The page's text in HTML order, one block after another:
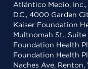
Atlántico Medio,
D.C., 4000 Garden
Kaiser Foundation
Multnomah St., Suite
Foundation Health
Foundation Health
Naches Ave,